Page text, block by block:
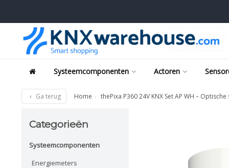
Systeemcomponenten Actoren
Ga terug Home thePixa P360 24V KNX Set AP WH –
Categorieën
Systeemcomponenten
Energiemeters